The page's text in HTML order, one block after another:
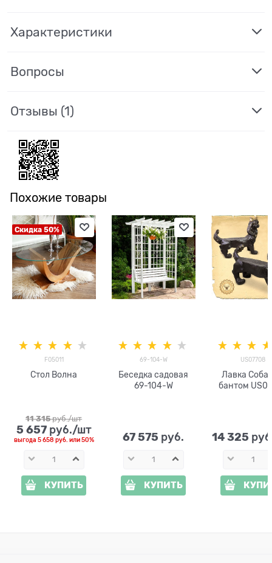
Характеристики
Вопросы
Отзывы (1)
Похожие товары
Скидка 50%
F05011
Стол Волна
11 315 руб./шт
5 657 руб./шт
выгода 5 658 руб. или50%
КУПИТЬ
69-104-W
Беседка садовая
69-104-W
67 575 руб.
КУПИТЬ
US07708
Лавка
бантом
14 325